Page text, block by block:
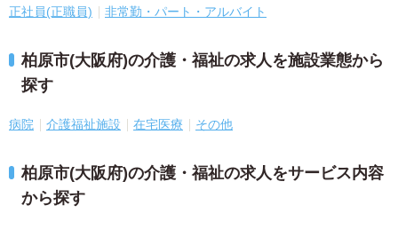
正社員(正職員) 非常勤・パート・アルバイト
柏原市(大阪府)の介護・福祉の求人を施設業態から
探す
病院 介護福祉施設 在宅医療 その他
柏原市(大阪府)の介護・福祉の求人をサービス内容
から探す